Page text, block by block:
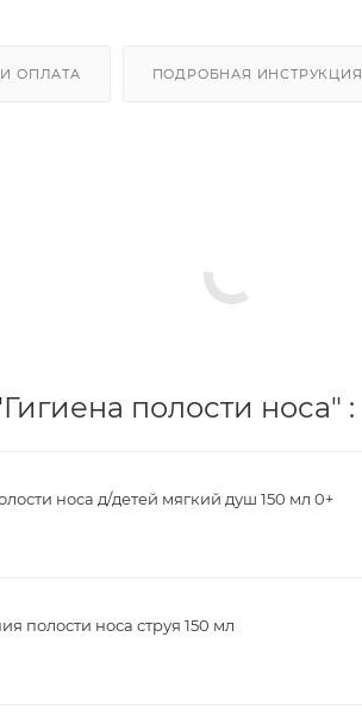
ОПЛАТА ПОДРОБНАЯ ИНСТРУКЦИЯ
полости носа" :
носа д/детей мягкий душ 150 мл 0+
полости носа струя 150 мл